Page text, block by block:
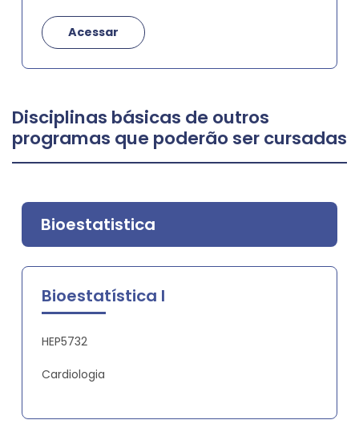
Acessar
Disciplinas básicas de outros
programas que poderão ser cursadas
Bioestatistica
Bioestatística I
HEP5732
Cardiologia